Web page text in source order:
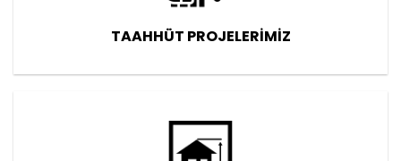
TAAHHÜT PROJELERİMİZ